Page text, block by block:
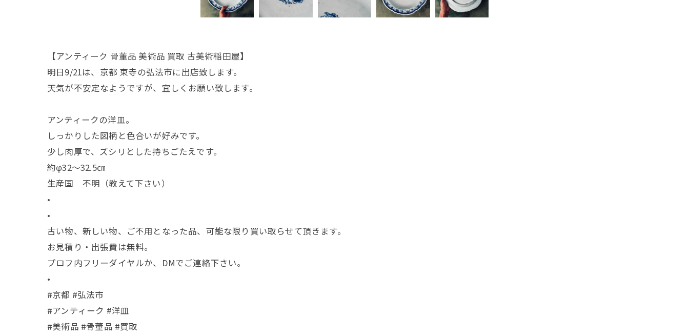
【アンティーク 骨董品 美術品 買取 古美術稲田屋】
明日9/21は、京都 東寺の弘法市に出店致します。
天気が不安定なようですが、宜しくお願い致します。
アンティークの洋皿。
しっかりした図柄と色合いが好みです。
少し肉厚で、ズシリとした持ちごたえです。
約φ32〜32.5㎝
生産国 不明（教えて下さい）
•
•
古い物、新しい物、ご不用となった品、可能な限り買い取らせて頂きます。
お見積り・出張費は無料。
プロフ内フリーダイヤルか、DMでご連絡下さい。
•
#京都 #弘法市
#アンティーク #洋皿
#美術品 #骨董品 #買取